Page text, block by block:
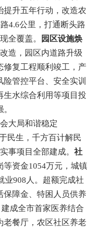
提升五年行动，改造农
4.6公里，打通断头路
全覆盖。
园区设施焕
造 ， 园区内道路升级
修复工程顺利竣工，产
管控平台、安全实训
生水综合利用等项目投
大局和谐稳定
民生，千方百计解民
事项目全部建成。 社
等资金1054万元，城镇
业908 人。超额完成社
保障金、特困人员供养
建成全市首家医养结合
老餐厅，农区社区养老